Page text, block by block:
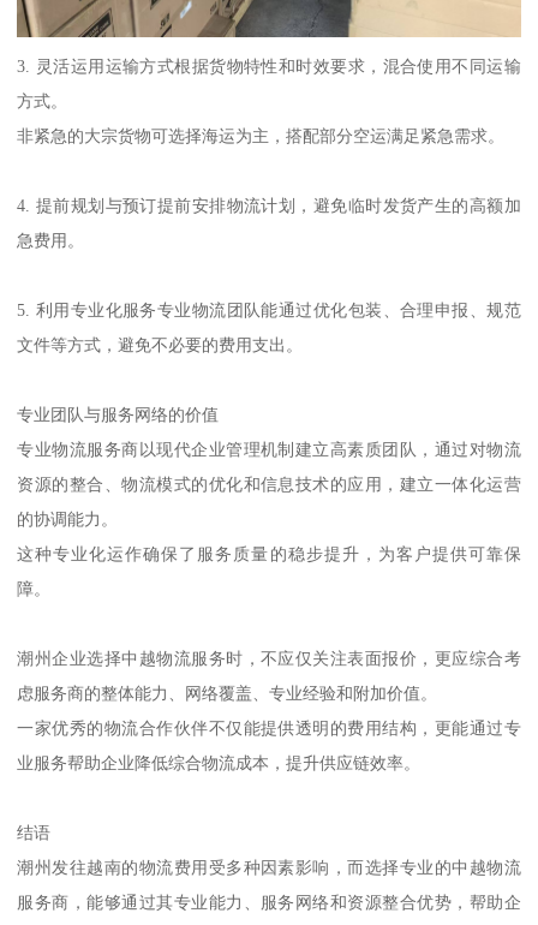
3. 灵活运用运输方式根据货物特性和时效要求，混合使用不同运输
方式。
非紧急的大宗货物可选择海运为主，搭配部分空运满足紧急需求。
4. 提前规划与预订提前安排物流计划，避免临时发货产生的高额加
急费用。
5. 利用专业化服务专业物流团队能通过优化包装、合理申报、规范
文件等方式，避免不必要的费用支出。
专业团队与服务网络的价值
专业物流服务商以现代企业管理机制建立高素质团队，通过对物流
资源的整合、物流模式的优化和信息技术的应用，建立一体化运营
的协调能力。
这种专业化运作确保了服务质量的稳步提升，为客户提供可靠保
障。
潮州企业选择中越物流服务时，不应仅关注表面报价，更应综合考
虑服务商的整体能力、网络覆盖、专业经验和附加价值。
一家优秀的物流合作伙伴不仅能提供透明的费用结构，更能通过专
业服务帮助企业降低综合物流成本，提升供应链效率。
结语
潮州发往越南的物流费用受多种因素影响，而选择专业的中越物流
服务商，能够通过其专业能力、服务网络和资源整合优势，帮助企